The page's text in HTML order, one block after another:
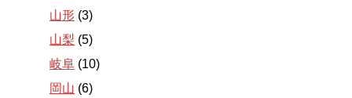
山形 (3)
山梨 (5)
岐阜 (10)
岡山 (6)